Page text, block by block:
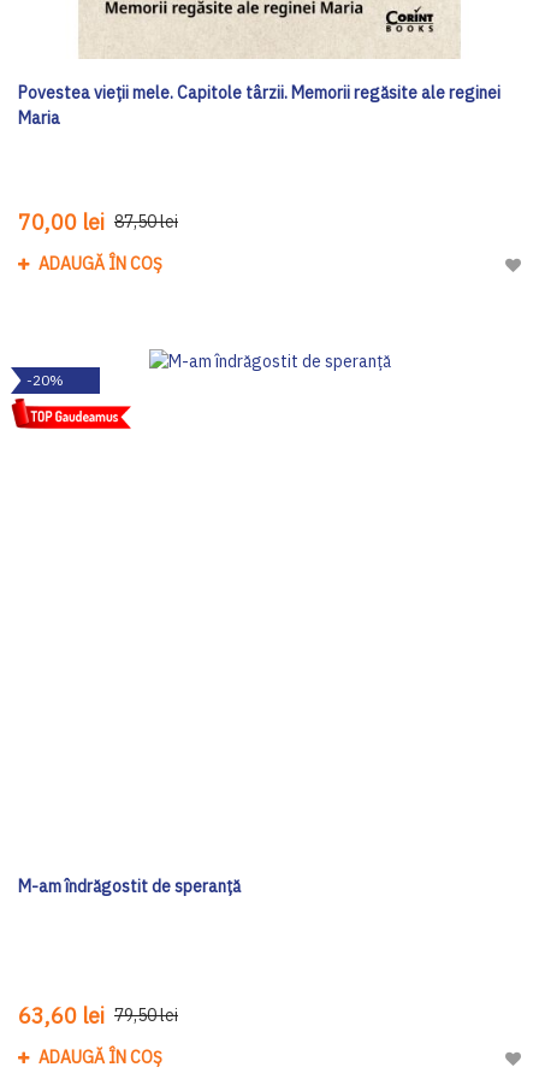
Povestea vieții mele. Capitole târzii. Memorii regăsite ale reginei
Maria
70,00 lei 87,50 lei
ADAUGĂ ÎN COȘ
-20%
M-am îndrăgostit de speranță
63,60 lei 79,50 lei
ADAUGĂ ÎN COȘ